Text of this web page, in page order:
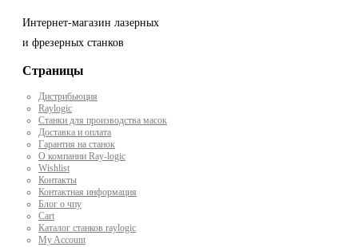
Интернет-магазин лазерных
и фрезерных станков
Страницы
Дистрибьюция
Raylogic
Станки для производства масок
Доставка и оплата
Гарантия на станок
О компании Ray-logic
Wishlist
Контакты
Контактная информация
Блог о чпу
Cart
Каталог станков raylogic
My Account